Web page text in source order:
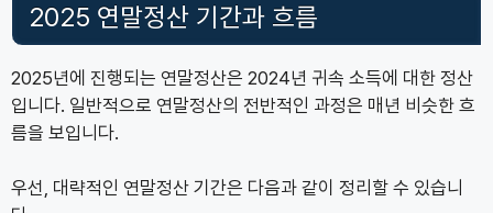
2025 연말정산 기간과 흐름
2025년에 진행되는 연말정산은 2024년 귀속 소득에 대한 정산
입니다. 일반적으로 연말정산의 전반적인 과정은 매년 비슷한 흐
름을 보입니다.
우선, 대략적인 연말정산 기간은 다음과 같이 정리할 수 있습니